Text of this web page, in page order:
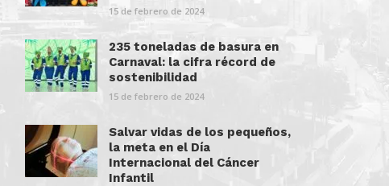
15 de febrero de 2024
235 toneladas de basura en
Carnaval: la cifra récord de
sostenibilidad
15 de febrero de 2024
Salvar vidas de los pequeños,
la meta en el Día
Internacional del Cáncer
Infantil